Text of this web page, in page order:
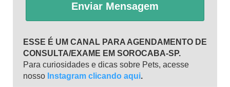
Enviar Mensagem
ESSE É UM CANAL PARA AGENDAMENTO DE
CONSULTA/EXAME EM SOROCABA-SP.
Para curiosidades e dicas sobre Pets, acesse
nosso Instagram clicando aqui.